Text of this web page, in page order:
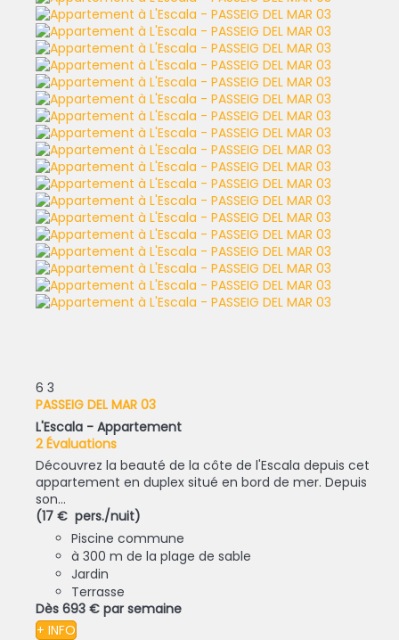
6 3
PASSEIG DEL MAR 03
L'Escala - Appartement
2 Évaluations
Découvrez la beauté de la côte de l'Escala depuis cet
appartement en duplex situé en bord de mer. Depuis
son...
(17 € pers./nuit)
Piscine commune
à 300 m de la plage de sable
Jardin
Terrasse
Dès 693 € par semaine
+ INFO